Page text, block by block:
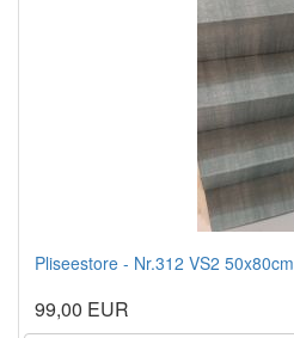
Pliseestore - Nr.312 VS2 50x80cm
99,00 EUR